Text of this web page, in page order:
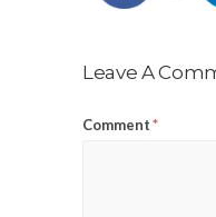
Leave A
Comment*